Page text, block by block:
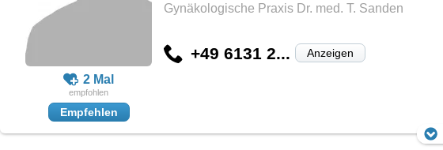
2 Mal
Empfehlen
Gynäkologische Praxis Dr. med. T. Sanden
+49 6131 2... Anzeigen